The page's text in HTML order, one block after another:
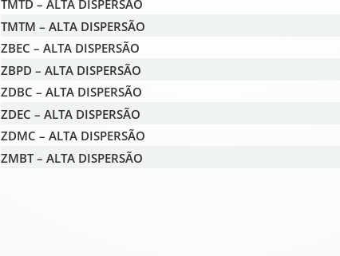
TMTD – ALTA DISPERSÃO
TMTM – ALTA DISPERSÃO
ZBEC – ALTA DISPERSÃO
ZBPD – ALTA DISPERSÃO
ZDBC – ALTA DISPERSÃO
ZDEC – ALTA DISPERSÃO
ZDMC – ALTA DISPERSÃO
ZMBT – ALTA DISPERSÃO